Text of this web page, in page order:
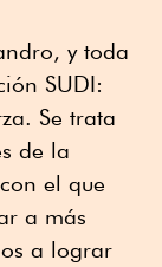
y toda
SUDI:
Se trata
de la
el que
a más
a lograr